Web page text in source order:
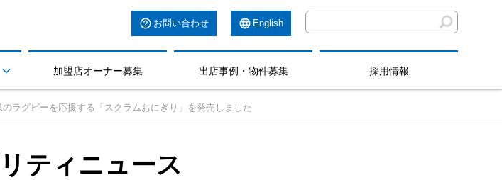
お問い合わせ English
 加盟店オーナー募集 出店事例・物件募集 採用情報
のラグビーを応援する「スクラムおにぎり」を発売しました
ティニュース